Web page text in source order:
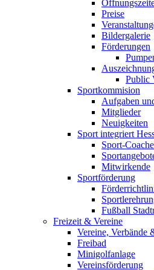
Preise
Bildergalerie
Förderungen
Public
Sportkommision
Aufgaben
Mitglieder
Neuigkeiten
Sport integriert
Sport-
Mitwirkende
Sportförderung
Fußball
Freizeit & Vereine
Vereine, Verbände
Freibad
Minigolfanlage
Vereinsförderung